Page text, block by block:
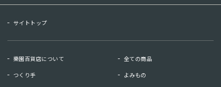
サイトトップ
樂園百貨店について 全ての商品
つくり手 よみもの